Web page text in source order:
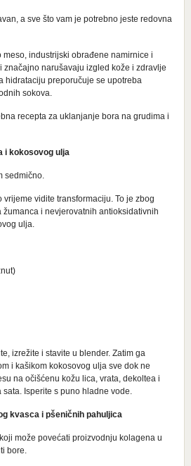
a sve što vam je potrebno jeste redovna
meso, industrijski obrađene namirnice i
značajno narušavaju izgled kože i zdravlje
hidrataciju preporučuje se upotreba
sokova.
recepta za uklanjanje bora na grudima i
i kokosovog ulja
sedmično.
vidite transformaciju. To je zbog
i nevjerovatnih antioksidativnih
ulja.
izrežite i stavite u blender. Zatim ga
i kašikom kokosovog ulja sve dok ne
na očišćenu kožu lica, vrata, dekoltea i
Isperite s puno hladne vode.
kvasca i pšeničnih pahuljica
može povećati proizvodnju kolagena u
bore.